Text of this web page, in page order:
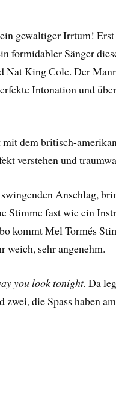
gewaltiger Irrtum!
formidabler Sänger
Nat King Cole. Der
Intonation und
dem britisch-
verstehen und
Anschlag,
Stimme fast wie ein
kommt Mel Tormés
weich, sehr angenehm.
you look tonight.Da
zwei, die Spass haben